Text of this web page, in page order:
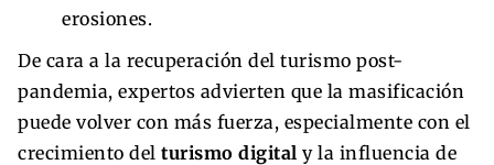
erosiones.
De cara a la recuperación del turismo post-
pandemia, expertos advierten que la masificación
puede volver con más fuerza, especialmente con el
crecimiento del turismo digital y la influencia de